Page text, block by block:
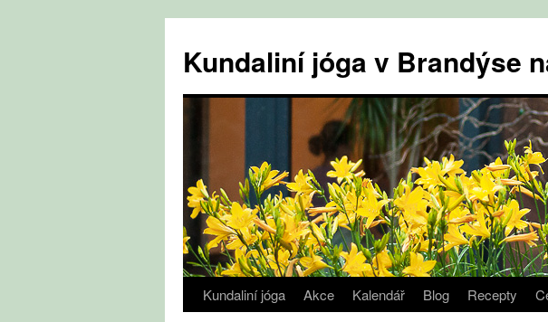
obsahu
webu
Kundaliní jóga v Brandýse
Kundaliní jóga Akce Kalendář Blog Recepty